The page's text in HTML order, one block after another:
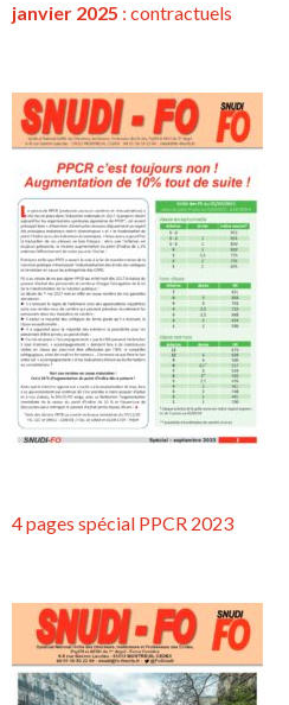
janvier 2025 : contractuels
4 pages spécial PPCR 2023